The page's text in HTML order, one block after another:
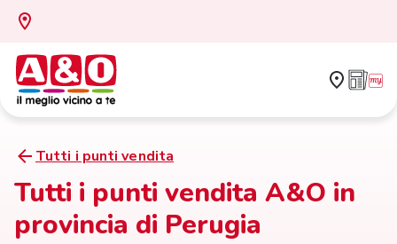
Tutti i punti vendita
Tutti i punti vendita A&O in
provincia di Perugia